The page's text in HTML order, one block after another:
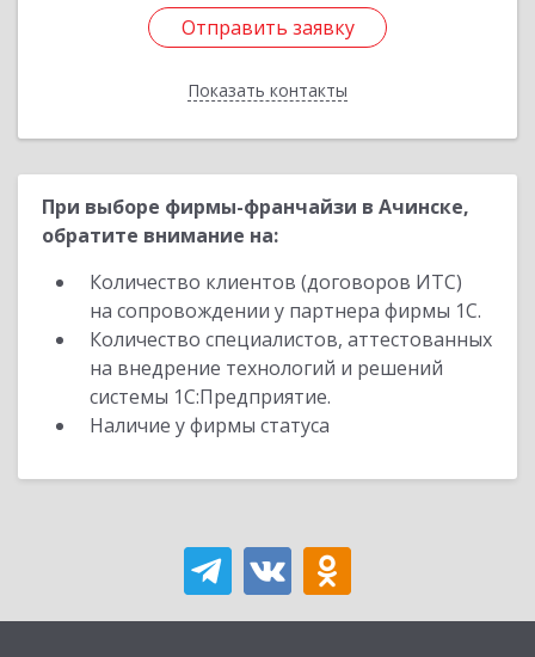
Отправить заявку
Показать контакты
Отправить заявку
Назад
При выборе фирмы-франчайзи в Ачинске,
обратите внимание на:
Количество клиентов (договоров ИТС)
на сопровождении у партнера фирмы 1С.
Количество специалистов, аттестованных
на внедрение технологий и решений
системы 1С:Предприятие.
Наличие у фирмы статуса